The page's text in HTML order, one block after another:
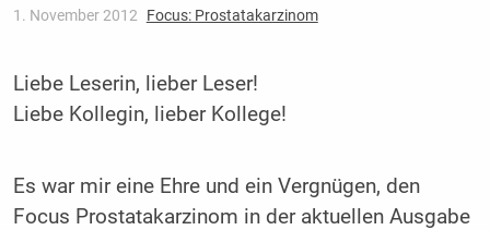
1. November 2012 Focus: Prostatakarzinom
Liebe Leserin, lieber Leser!
Liebe Kollegin, lieber Kollege!
Es war mir eine Ehre und ein Vergnügen, den
Focus Prostatakarzinom in der aktuellen Ausgabe